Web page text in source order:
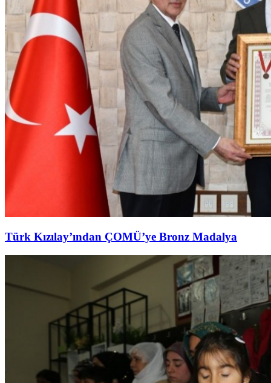
Türk Kızılay’ından ÇOMÜ’ye Bronz Madalya